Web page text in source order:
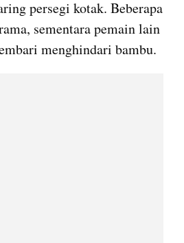
persegi kotak. Beberapa
sementara pemain lain
menghindari bambu.